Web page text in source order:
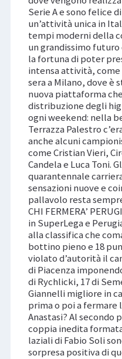
Serie A e sono felice
un’attività unica in
tempi moderni della
un grandissimo
la fortuna di poter
intensa attività, come
sera a Milano, dove è
nuova piattaforma
distribuzione degli
ogni weekend: nella
Terrazza Palestro
anche alcuni
come Cristian Vieri,
Candela e Luca Toni.
quarantennale
sensazioni nuove e
pallavolo resta
CHI FERMERA’
in SuperLega e
alla classifica che
bottino pieno e 18
violato d’autorità il
di Piacenza
di Rychlicki, 17 di
Giannelli migliore in
prima o poi a fermare
Anastasi? Al secondo
coppia inedita
laziali di Fabio Soli
sorpresa positiva di